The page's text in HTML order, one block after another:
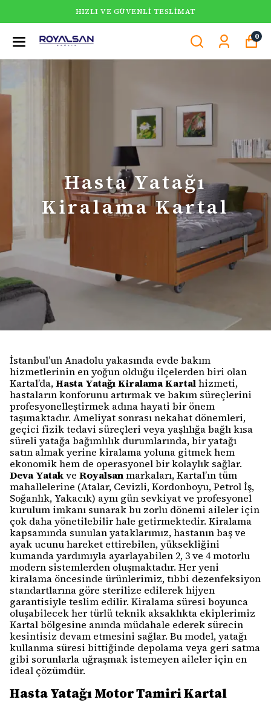
HIZLI VE GÜVENLI TESLIMAT
0
Hasta Yatağı
Kiralama Kartal
İstanbul’un Anadolu yakasında evde bakım
hizmetlerinin en yoğun olduğu ilçelerden biri olan
Kartal’da,Hasta Yatağı Kiralama Kartalhizmeti,
hastaların konforunu artırmak ve bakım süreçlerini
profesyonelleştirmek adına hayati bir önem
taşımaktadır. Ameliyat sonrası nekahat dönemleri,
geçici fizik tedavi süreçleri veya yaşlılığa bağlı kısa
süreli yatağa bağımlılık durumlarında, bir yatağı
satın almak yerine kiralama yoluna gitmek hem
ekonomik hem de operasyonel bir kolaylık sağlar.
Deva Yatakve Royalsanmarkaları, Kartal’ın tüm
mahallelerine (Atalar, Cevizli, Kordonboyu, Petrol İş,
Soğanlık, Yakacık) aynı gün sevkiyat ve profesyonel
kurulum imkanı sunarak bu zorlu dönemi aileler için
çok daha yönetilebilir hale getirmektedir. Kiralama
kapsamında sunulan yataklarımız, hastanın baş ve
ayak ucunu hareket ettirebilen, yüksekliğini
kumanda yardımıyla ayarlayabilen 2, 3 ve 4 motorlu
modern sistemlerden oluşmaktadır. Her yeni
kiralama öncesinde ürünlerimiz, tıbbi dezenfeksiyon
standartlarına göre sterilize edilerek hijyen
garantisiyle teslim edilir. Kiralama süresi boyunca
oluşabilecek her türlü teknik aksaklıkta ekiplerimiz
Kartal bölgesine anında müdahale ederek sürecin
kesintisiz devam etmesini sağlar. Bu model, yatağı
kullanma süresi bittiğinde depolama veya geri satma
gibi sorunlarla uğraşmak istemeyen aileler için en
ideal çözümdür.
Hasta Yatağı Motor Tamiri Kartal